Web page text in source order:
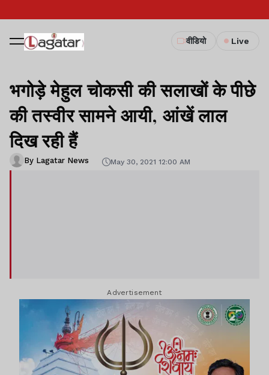
वीडियो Live
भगोड़े मेहुल चोकसी की सलाखों के पीछे
की तस्वीर सामने आयी, आंखें लाल
दिख रही हैं
By Lagatar News May 30, 2021 12:00 AM
Advertisement